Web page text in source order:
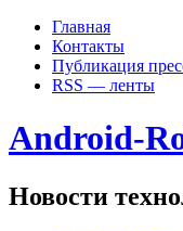
Главная
Контакты
Публикация
RSS — ленты
Android-
Новости